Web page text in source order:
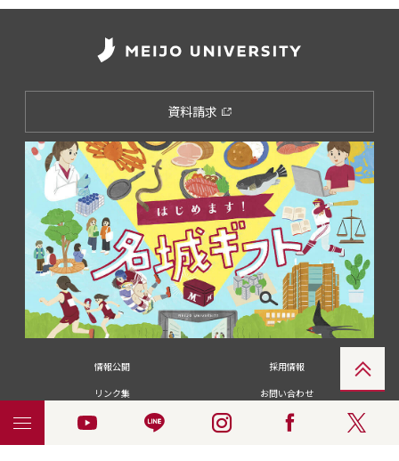
資料請求
情報公開
採用情報
リンク集
お問い合わせ
メディアの皆さま
卒業生の皆さま